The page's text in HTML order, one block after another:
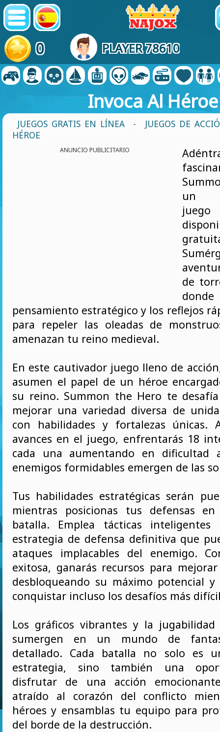
0 PLAYER 78610
Invoca Al Héroe
JUEGOS GRATIS EN LÍNEA -
JUEGOS DE
HÉROE
ANUNCIO PUBLICITARIO
un
de
pensamiento estratégico y los reflejos
para repeler las oleadas de
amenazan tu reino medieval.
En este cautivador juego lleno de
asumen el papel de un héroe
su reino. Summon the Hero te
mejorar una variedad diversa de
con habilidades y fortalezas únicas.
avances en el juego, enfrentarás 18
cada una aumentando en dificultad
enemigos formidables emergen de las
Tus habilidades estratégicas serán
mientras posicionas tus defensas
batalla. Emplea tácticas
estrategia de defensa definitiva que
ataques implacables del enemigo.
exitosa, ganarás recursos para
desbloqueando su máximo potencial
conquistar incluso los desafíos más
Los gráficos vibrantes y la
sumergen en un mundo de
detallado. Cada batalla no solo es
estrategia, sino también una
disfrutar de una acción
atraído al corazón del conflicto
héroes y ensamblas tu equipo para
del borde de la destrucción.